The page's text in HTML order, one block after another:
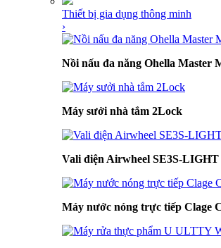
Thiết bị gia dụng thông minh
›
Nồi nấu đa năng Ohella Master
Máy sưởi nhà tắm 2Lock
Vali điện Airwheel SE3S-LIGHT
Máy nước nóng trực tiếp Clage